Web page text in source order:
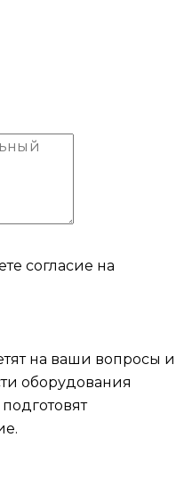
согласие на
на ваши вопросы и
оборудования